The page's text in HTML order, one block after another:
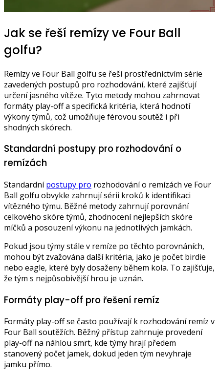
Jak se řeší remízy ve Four Ball
golfu?
Remízy ve Four Ball golfu se řeší prostřednictvím série
zavedených postupů pro rozhodování, které zajišťují
určení jasného vítěze. Tyto metody mohou zahrnovat
formáty play-off a specifická kritéria, která hodnotí
výkony týmů, což umožňuje férovou soutěž i při
shodných skórech.
Standardní postupy pro rozhodování o
remízách
Standardnípostupy pro rozhodování o remízách ve Four
Ball golfu obvykle zahrnují sérii kroků k identifikaci
vítězného týmu. Běžné metody zahrnují porovnání
celkového skóre týmů, zhodnocení nejlepších skóre
míčků a posouzení výkonu na jednotlivých jamkách.
Pokud jsou týmy stále v remíze po těchto porovnáních,
mohou být zvažována další kritéria, jako je počet birdie
nebo eagle, které byly dosaženy během kola. To zajišťuje,
že tým s nejpůsobivější hrou je uznán.
Formáty play-off pro řešení remíz
Formáty play-off se často používají k rozhodování remíz v
Four Ball soutěžích. Běžný přístup zahrnuje provedení
play-off na náhlou smrt, kde týmy hrají předem
stanovený počet jamek, dokud jeden tým nevyhraje
jamku přímo.